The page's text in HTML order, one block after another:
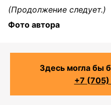
(Продолжение следует.)
Фото автора
Здесь могла бы
+7 (705)